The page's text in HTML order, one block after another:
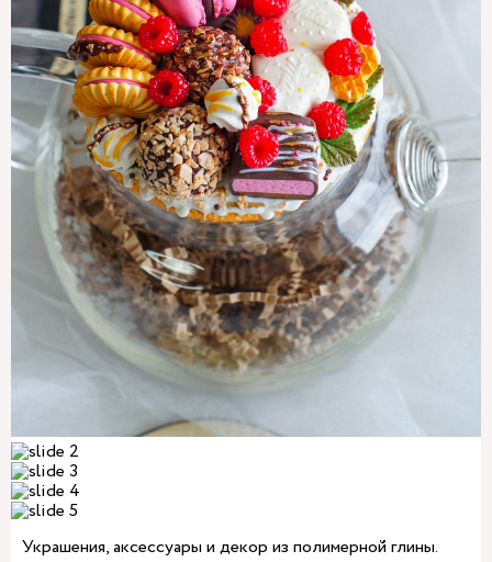
Украшения, аксессуары и декор из полимерной глины.